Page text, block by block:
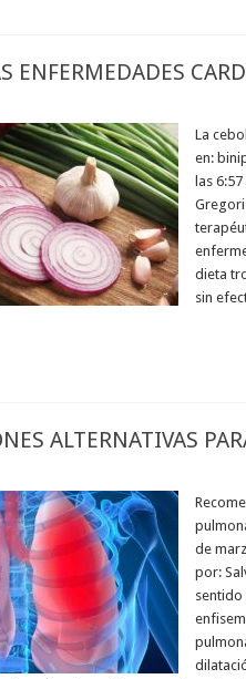
ENFERMEDADES
La
en:
las
Gregori
dieta
sin
ALTERNATIVAS
de
por:
sentido